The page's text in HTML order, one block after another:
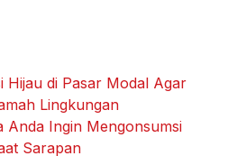
Hijau di Pasar Modal Agar
Lingkungan
Anda Ingin Mengonsumsi
Sarapan